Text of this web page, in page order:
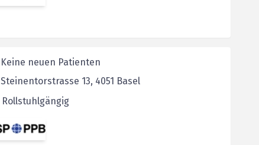
Keine neuen Patienten
Steinentorstrasse 13, 4051 Basel
Rollstuhlgängig